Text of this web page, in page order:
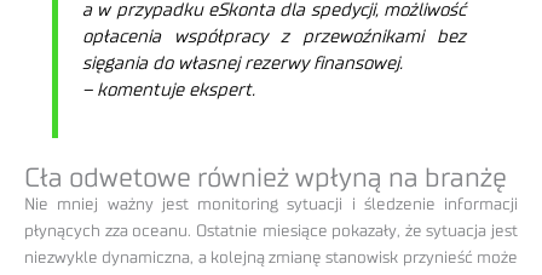
a w przypadku eSkonta dla spedycji, możliwość
opłacenia współpracy z przewoźnikami bez
sięgania do własnej rezerwy finansowej.
– komentuje ekspert.
Cła odwetowe również wpłyną na branżę
Nie mniej ważny jest monitoring sytuacji i śledzenie informacji
płynących zza oceanu. Ostatnie miesiące pokazały, że sytuacja jest
niezwykle dynamiczna, a kolejną zmianę stanowisk przynieść może